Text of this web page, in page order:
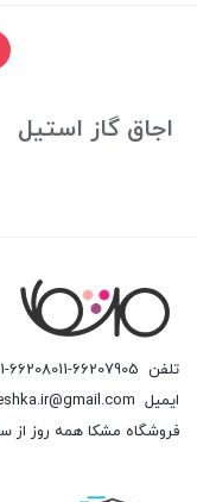
اجاق گاز استیل
تلفن 66208011-66207905
ایمیل
فروشگاه مشکا همه روز از ساعت 9 الی 18 پاسخگوی شما